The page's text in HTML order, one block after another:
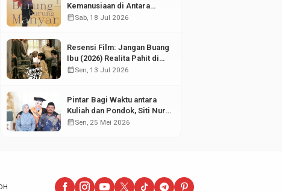
Kemanusiaan di Antara
Puing Sejarah
calendar_monthSab, 18 Jul 2026
Resensi Film: Jangan Buang
Ibu (2026) Realita Pahit di
Balik Kesuksesan Anak
calendar_monthSen, 13 Jul 2026
Pintar Bagi Waktu antara
Kuliah dan Pondok, Siti Nur
Aisyah Sabet Gelar
calendar_monthSen, 25 Mei 2026